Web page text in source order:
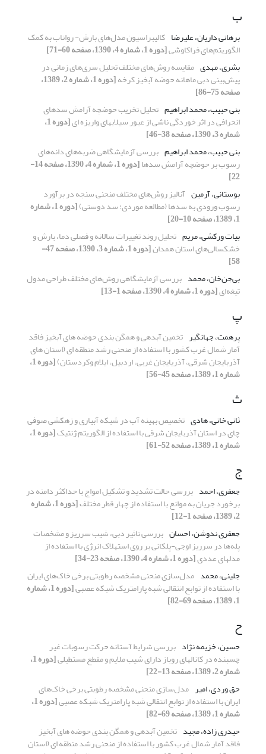
ب
برهانی داریان، علیرضا کالیبراسیون مدل‌های بارش- رواناب به کمک
الگوریتم‌های فراکاوشی[دوره 1، شماره 4، 1390، صفحه 60-71]
بشری، مهدی مقایسه روش‌های مختلف تحلیل سری‌های زمانی در
پیش‌بینی دبی ماهانه حوضه آبخیز کرخه [دوره 1، شماره 2، 1389،
صفحه 75-86]
بنی حبیب، محمد ابراهیم تحلیل تخریب حوضچه آرامش سدهای
انحرافی در اثر خوردگی ناشی از عبور سیلابهای واریزه ای [دوره 1،
شماره 3، 1390، صفحه 38-46]
بنی حبیب، محمد ابراهیم بررسی آزمایشگاهی ضربه‌های دانه‌های
رسوب بر حوضچه آرامش سدها [دوره 1، شماره 4، 1390، صفحه 14-
22]
بوستانی، آرمین آنالیز روش‌های مختلف منحنی سنجه در برآورد
رسوب ورودی به سدها (مطالعه موردی: سد دوستی) [دوره 1، شماره
1، 1389، صفحه 10-20]
بیات ورکشی، مریم تحلیل روند تغییرات سالانه و فصلی دما، بارش و
خشکسالی‌های استان همدان [دوره 1، شماره 3، 1390، صفحه 47-
58]
بی‌جن‌خان، محمد بررسی آزمایشگاهی روش‌های مختلف طراحی مدول
تیغه‌ای[دوره 1، شماره 4، 1390، صفحه 1-13]
پ
پرهمت، جهانگیر تخمین آبدهی و همگن بندی حوضه های آبخیز فاقد
آمار شمال غرب کشور با استفاده از منحنی رشد منطقه ای (استان های
آذربایجان شرقی، آذریایجان غربی، اردبیل، ایلام وکردستان) [دوره 1،
شماره 1، 1389، صفحه 45-56]
ث
ثانی خانی، هادی تخصیص بهینه آب در شبکه آبیاری و زهکشی صوفی
چای در استان آذربایجان شرقی با استفاده از الگوریتم ژنتیک [دوره 1،
شماره 1، 1389، صفحه 52-61]
ج
جعفری، احمد بررسی حالت تشدید و تشکیل امواج با حداکثر دامنه در
برخورد جریان به موانع با استفاده از چهار قطر مختلف [دوره 1، شماره
2، 1389، صفحه 1-12]
جعفری ندوشن، احسان بررسی تاثیر دبی، شیب سرریز و مشخصات
پله‌ها در سرریز اوجی-پلکانی بر روی استهلاک انرژی با استفاده از
مدلهای عددی[دوره 1، شماره 4، 1390، صفحه 23-34]
جلینی، محمد مدل‌سازی منحنی مشخصه رطوبتی برخی خاک‌های ایران
با استفاده از توابع انتقالی شبه پارامتریک شبکه عصبی [دوره 1، شماره
1، 1389، صفحه 69-82]
ح
حسین، خزیمه نژاد بررسی شرایط آستانه حرکت رسوبات غیر
چسبنده در کانالهای روباز دارای شیب ملایم و مقطع مستطیلی [دوره 1،
شماره 2، 1389، صفحه 13-22]
حق وردی، امیر مدل‌سازی منحنی مشخصه رطوبتی برخی خاک‌های
ایران با استفاده از توابع انتقالی شبه پارامتریک شبکه عصبی [دوره 1،
شماره 1، 1389، صفحه 69-82]
حیدری زاده، مجید تخمین آبدهی و همگن بندی حوضه های آبخیز
فاقد آمار شمال غرب کشور با استفاده از منحنی رشد منطقه ای (استان